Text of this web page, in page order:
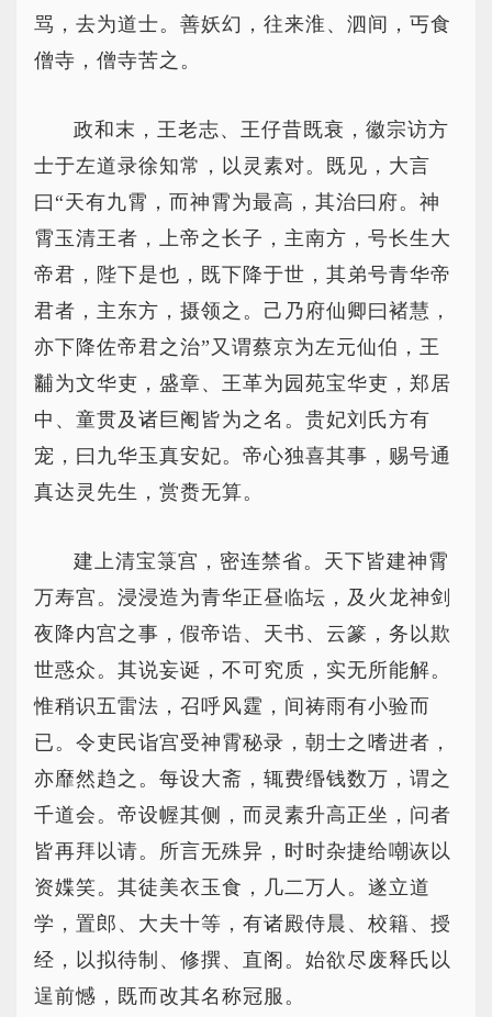
骂，去为道士。善妖幻，往来淮、泗间，丐食
僧寺，僧寺苦之。
政和末，王老志、王仔昔既衰，徽宗访方
士于左道录徐知常，以灵素对。既见，大言
曰“天有九霄，而神霄为最高，其治曰府。神
霄玉清王者，上帝之长子，主南方，号长生大
帝君，陛下是也，既下降于世，其弟号青华帝
君者，主东方，摄领之。己乃府仙卿曰褚慧，
亦下降佐帝君之治”又谓蔡京为左元仙伯，王
黼为文华吏，盛章、王革为园苑宝华吏，郑居
中、童贯及诸巨阉皆为之名。贵妃刘氏方有
宠，曰九华玉真安妃。帝心独喜其事，赐号通
真达灵先生，赏赉无算。
建上清宝箓宫，密连禁省。天下皆建神霄
万寿宫。浸浸造为青华正昼临坛，及火龙神剑
夜降内宫之事，假帝诰、天书、云篆，务以欺
世惑众。其说妄诞，不可究质，实无所能解。
惟稍识五雷法，召呼风霆，间祷雨有小验而
已。令吏民诣宫受神霄秘录，朝士之嗜进者，
亦靡然趋之。每设大斋，辄费缗钱数万，谓之
千道会。帝设幄其侧，而灵素升高正坐，问者
皆再拜以请。所言无殊异，时时杂捷给嘲诙以
资媟笑。其徒美衣玉食，几二万人。遂立道
学，置郎、大夫十等，有诸殿侍晨、校籍、授
经，以拟待制、修撰、直阁。始欲尽废释氏以
逞前憾，既而改其名称冠服。